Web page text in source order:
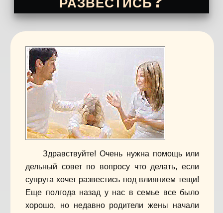
Здравствуйте! Очень нужна помощь или
дельный совет по вопросу что делать, если
супруга хочет развестись под влиянием тещи!
Еще полгода назад у нас в семье все было
хорошо, но недавно родители жены начали